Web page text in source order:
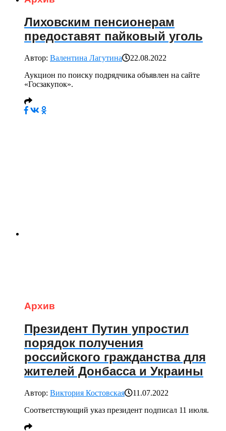
Лиховским пенсионерам
предоставят пайковый уголь
Автор: Валентина Лагутина
22.08.2022
Аукцион по поиску подрядчика объявлен на сайте
«Госзакупок».
Архив
Президент Путин упростил
порядок получения
российского гражданства для
жителей Донбасса и Украины
Автор: Виктория Костовская
11.07.2022
Соответствующий указ президент подписал 11 июля.